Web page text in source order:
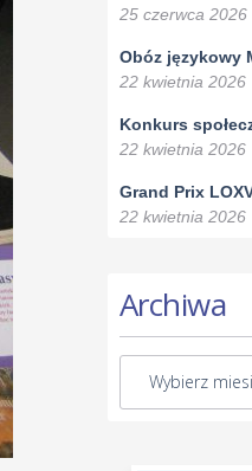
25 czerwca 2026
Obóz językowy
22 kwietnia 2026
Konkurs
22 kwietnia 2026
Grand Prix
22 kwietnia 2026
Archiwa